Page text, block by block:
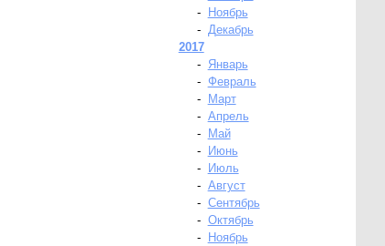
-
Ноябрь
- Декабрь
2017
-
Январь
- Февраль
-
Март
- Апрель
-
Май
-
Июнь
-
Июль
- Август
- Сентябрь
- Октябрь
-
Ноябрь